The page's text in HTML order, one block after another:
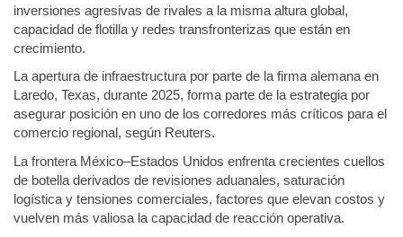
inversiones agresivas de rivales a la misma altura global,
capacidad de flotilla y redes transfronterizas que están en
crecimiento.
La apertura de infraestructura por parte de la firma alemana en
Laredo, Texas, durante 2025, forma parte de la estrategia por
asegurar posición en uno de los corredores más críticos para el
comercio regional, según Reuters.
La frontera México–Estados Unidos enfrenta crecientes cuellos
de botella derivados de revisiones aduanales, saturación
logística y tensiones comerciales, factores que elevan costos y
vuelven más valiosa la capacidad de reacción operativa.